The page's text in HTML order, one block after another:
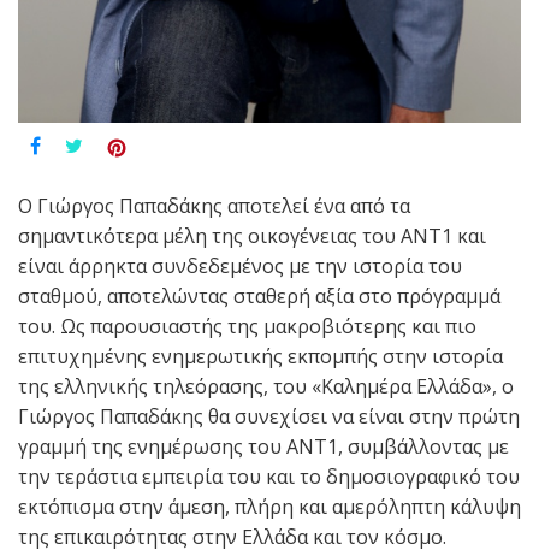
Ο Γιώργος Παπαδάκης αποτελεί ένα από τα
σημαντικότερα μέλη της οικογένειας του ΑΝΤ1 και
είναι άρρηκτα συνδεδεμένος με την ιστορία του
σταθμού, αποτελώντας σταθερή αξία στο πρόγραμμά
του. Ως παρουσιαστής της μακροβιότερης και πιο
επιτυχημένης ενημερωτικής εκπομπής στην ιστορία
της ελληνικής τηλεόρασης, του «Καλημέρα Ελλάδα», ο
Γιώργος Παπαδάκης θα συνεχίσει να είναι στην πρώτη
γραμμή της ενημέρωσης του ΑΝΤ1, συμβάλλοντας με
την τεράστια εμπειρία του και το δημοσιογραφικό του
εκτόπισμα στην άμεση, πλήρη και αμερόληπτη κάλυψη
της επικαιρότητας στην Ελλάδα και τον κόσμο.